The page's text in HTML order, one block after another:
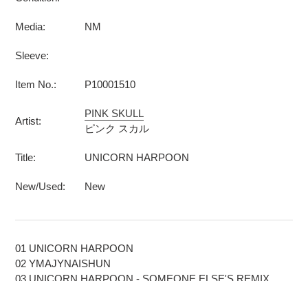
Media: NM
Sleeve:
Item No.: P10001510
Artist:
PINK SKULL
ピンク スカル
Title: UNICORN HARPOON
New/Used: New
01 UNICORN HARPOON
02 YMAJYNAISHUN
03 UNICORN HARPOON - SOMEONE ELSE'S REMIX